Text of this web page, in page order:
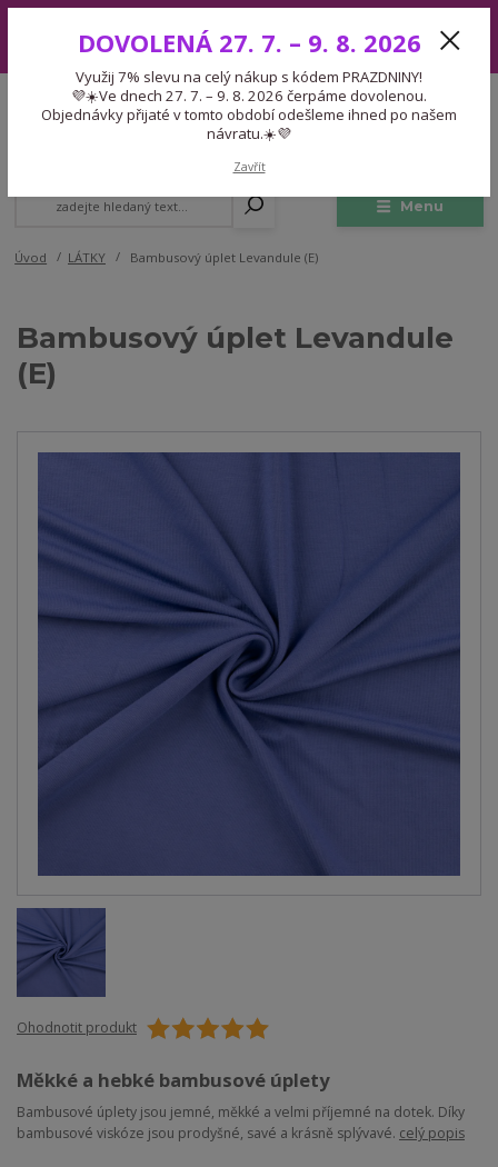
7. – 9. 8. 2026 čerpáme dovolenou. Objednávky přijaté v tomto období
odešleme ihned po našem návratu.☀️💜
Menu
CZK
Expedice 775 866 913
Po-Čt 9-15:30 Pá 9-14:30 Pauza 13-13:45
Úvod LÁTKY Bambusový úplet Levandule (E)
Bambusový úplet Levandule
(E)
Ohodnotit produkt
Měkké a hebké bambusové úplety
Bambusové úplety jsou jemné, měkké a velmi příjemné na dotek. Díky
bambusové viskóze jsou prodyšné, savé a krásně splývavé. celý popis
DOVOLENÁ 27. 7. – 9. 8. 2026
Využij 7% slevu na celý nákup s kódem PRAZDNINY!
💜☀️Ve dnech 27. 7. – 9. 8. 2026 čerpáme dovolenou.
Objednávky přijaté v tomto období odešleme ihned po našem
návratu.☀️💜
Zavřít